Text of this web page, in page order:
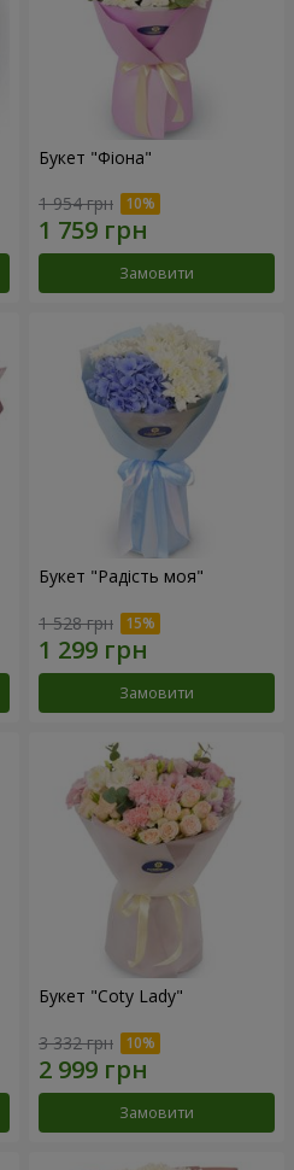
Букет "Фіона"
1 954 грн
Замовити
Букет "Радість моя"
1 528 грн
Замовити
Букет "Coty Lady"
3 332 грн
Замовити